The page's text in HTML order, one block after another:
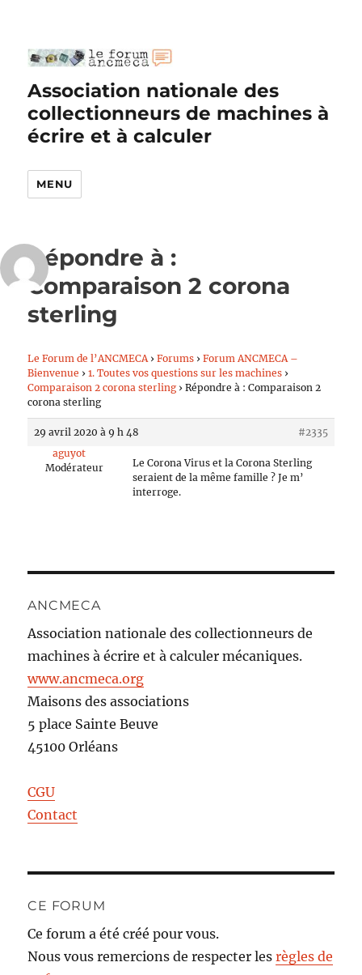
Association nationale des
collectionneurs de machines à
écrire et à calculer
MENU
Répondre à :
Comparaison 2 corona
sterling
Le Forum de l’ANCMECA › Forums › Forum ANCMECA –
Bienvenue › 1. Toutes vos questions sur les machines ›
Comparaison 2 corona sterling › Répondre à : Comparaison 2
corona sterling
29 avril 2020 à 9 h 48
#2335
aguyot
Modérateur
Le Corona Virus et la Corona Sterling
seraient de la même famille ? Je m’
interroge.
ANCMECA
Association nationale des collectionneurs de
machines à écrire et à calculer mécaniques.
www.ancmeca.org
Maisons des associations
5 place Sainte Beuve
45100 Orléans
CGU
Contact
CE FORUM
Ce forum a été créé pour vous.
Nous vous remercions de respecter lesrègles de